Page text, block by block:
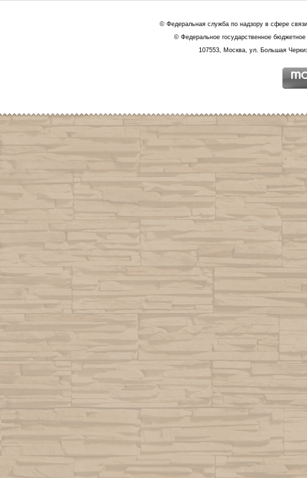
© Федеральная служба по надзору в сфере
© Федеральное государственное
107553, Москва, ул. Большая